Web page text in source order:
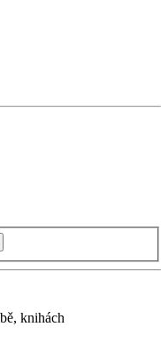
knihách